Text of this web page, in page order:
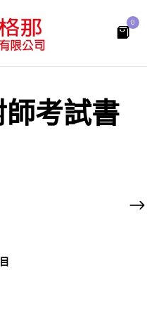
0
考試書